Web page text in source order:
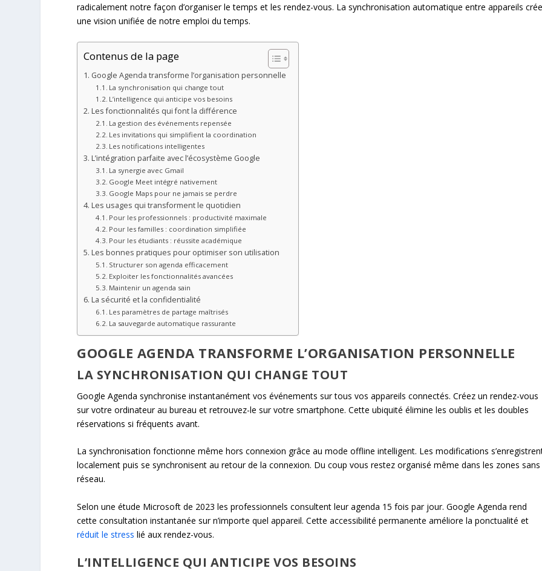
radicalement notre façon d’organiser le temps et les rendez-vous. La synchronisation automatique entre appareils
une vision unifiée de notre emploi du temps.
Contenus de la page
Google Agenda transforme l’organisation personnelle
La synchronisation qui change tout
L’intelligence qui anticipe vos besoins
Les fonctionnalités qui font la différence
La gestion des événements repensée
Les invitations qui simplifient la coordination
Les notifications intelligentes
L’intégration parfaite avec l’écosystème Google
La synergie avec Gmail
Google Meet intégré nativement
Google Maps pour ne jamais se perdre
Les usages qui transforment le quotidien
Pour les professionnels : productivité maximale
Pour les familles : coordination simplifiée
Pour les étudiants : réussite académique
Les bonnes pratiques pour optimiser son utilisation
Structurer son agenda efficacement
Exploiter les fonctionnalités avancées
Maintenir un agenda sain
La sécurité et la confidentialité
Les paramètres de partage maîtrisés
La sauvegarde automatique rassurante
GOOGLE AGENDA TRANSFORME L’ORGANISATION PERSONNELLE
LA SYNCHRONISATION QUI CHANGE TOUT
Google Agenda synchronise instantanément vos événements sur tous vos appareils connectés. Créez un rendez-vous
sur votre ordinateur au bureau et retrouvez-le sur votre smartphone. Cette ubiquité élimine les oublis et les doubles
réservations si fréquents avant.
La synchronisation fonctionne même hors connexion grâce au mode offline intelligent. Les modifications
localement puis se synchronisent au retour de la connexion. Du coup vous restez organisé même dans les zones sans
réseau.
Selon une étude Microsoft de 2023 les professionnels consultent leur agenda 15 fois par jour. Google Agenda rend
cette consultation instantanée sur n’importe quel appareil. Cette accessibilité permanente améliore la ponctualité et
réduit le stress lié aux rendez-vous.
L’INTELLIGENCE QUI ANTICIPE VOS BESOINS